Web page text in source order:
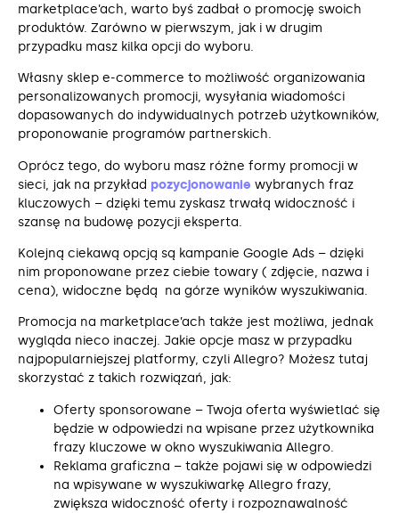
marketplace’ach, warto byś zadbał o promocję swoich
produktów. Zarówno w pierwszym, jak i w drugim
przypadku masz kilka opcji do wyboru.
Własny sklep e-commerce to możliwość organizowania
personalizowanych promocji, wysyłania wiadomości
dopasowanych do indywidualnych potrzeb użytkowników,
proponowanie programów partnerskich.
Oprócz tego, do wyboru masz różne formy promocji w
sieci, jak na przykład pozycjonowanie wybranych fraz
kluczowych – dzięki temu zyskasz trwałą widoczność i
szansę na budowę pozycji eksperta.
Kolejną ciekawą opcją są kampanie Google Ads – dzięki
nim proponowane przez ciebie towary ( zdjęcie, nazwa i
cena), widoczne będą na górze wyników wyszukiwania.
Promocja na marketplace’ach także jest możliwa, jednak
wygląda nieco inaczej. Jakie opcje masz w przypadku
najpopularniejszej platformy, czyli Allegro? Możesz tutaj
skorzystać z takich rozwiązań, jak:
Oferty sponsorowane – Twoja oferta wyświetlać się
będzie w odpowiedzi na wpisane przez użytkownika
frazy kluczowe w okno wyszukiwania Allegro.
Reklama graficzna – także pojawi się w odpowiedzi
na wpisywane w wyszukiwarkę Allegro frazy,
zwiększa widoczność oferty i rozpoznawalność